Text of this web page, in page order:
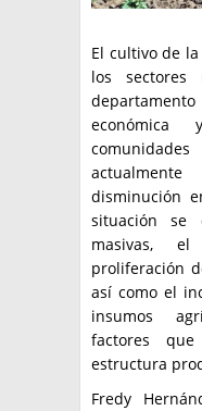
El cultivo de
los sectores
disminución
situación se
masivas,
proliferación
así como el
insumos
factores
estructura
Fredy